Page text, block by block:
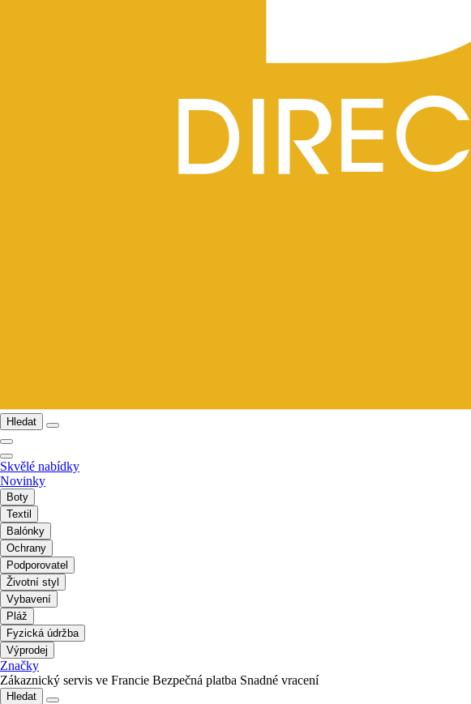
Hledat
Skvělé nabídky
Novinky
Boty
Textil
Balónky
Ochrany
Podporovatel
Životní styl
Vybavení
Pláž
Fyzická údržba
Výprodej
Značky
Zákaznický servis ve Francie Bezpečná platba Snadné vracení
Hledat